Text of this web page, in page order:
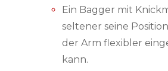
Ein Bagger mit
seltener seine
der Arm flexibler
kann.